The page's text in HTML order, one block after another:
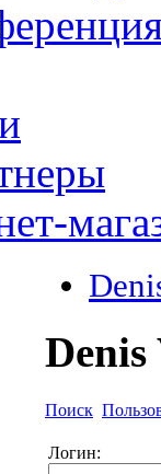
Denis
Поиск
Логин: